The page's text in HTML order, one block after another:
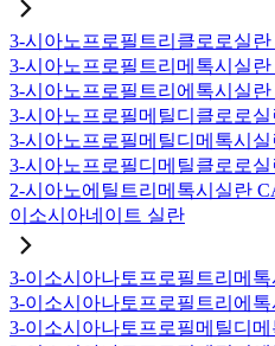
3-시아노프로필트리클로로실란
3-시아노프로필트리메톡시실란
3-시아노프로필트리에톡시실란
3-시아노프로필메틸디클로로실
3-시아노프로필메틸디메톡시실
3-시아노프로필디메틸클로로실
2-시아노에틸트리메톡시실란
이소시아네이트 실란
3-이소시아나토프로필트리메톡
3-이소시아나토프로필트리에톡
3-이소시아나토프로필메틸디메